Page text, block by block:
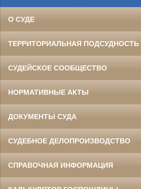
О СУДЕ
ТЕРРИТОРИАЛЬНАЯ ПОДСУДНОСТЬ
СУДЕЙСКОЕ СООБЩЕСТВО
НОРМАТИВНЫЕ АКТЫ
ДОКУМЕНТЫ СУДА
СУДЕБНОЕ ДЕЛОПРОИЗВОДСТВО
СПРАВОЧНАЯ ИНФОРМАЦИЯ